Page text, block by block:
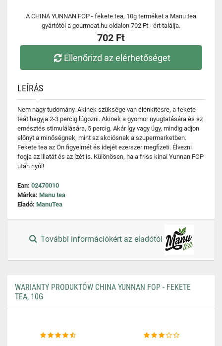
A CHINA YUNNAN FOP - fekete tea, 10g terméket a Manu tea
gyártótól a gourmeat.hu oldalon 702 Ft - ért találja.
702 Ft
Ellenőrizd az elérhetőséget
LEÍRÁS
Nem nagy tudomány. Akinek szüksége van élénkítésre, a fekete
teát hagyja 2-3 percig lúgozni. Akinek a gyomor nyugtatására és az
emésztés stimulálására, 5 percig. Akár így vagy úgy, mindig adjon
előnyt a minőségnek, mint az akciósnak a szupermarketben.
Fekete tea az Ön figyelmét és idejét ezerszer megfizeti. Élvezni
fogja az illatát és az ízét is. Különösen, ha a friss kínai Yunnan FOP
után nyúl!
Ean: 02470010
Márka: Manu tea
Eladó: ManuTea
További információkért az eladótól
WARIANTY PRODUKTÓW CHINA YUNNAN FOP - FEKETE
TEA, 10G